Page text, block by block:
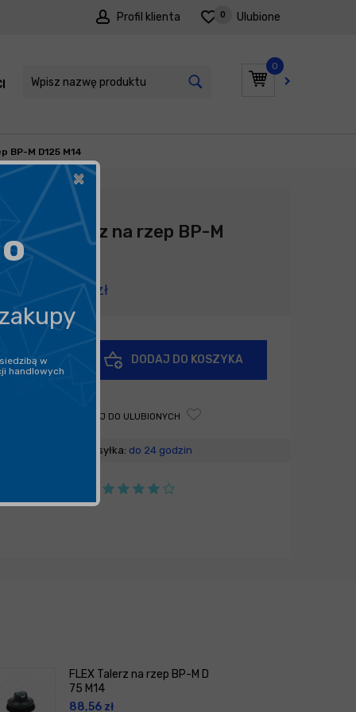
Profil klienta Ulubione
0
0
PROMOCJE
BP-M D125 M14
Producent: Flex
FLEX Talerz na rzep BP-M
D125 M14
106,90zł
-
DODAJ DO KOSZYKA
DODAJ DO ULUBIONYCH
Wysyłka: do 24 godzin
FLEX Talerz na rzep BP-M D
75 M14
88,56 zł
×
w
handlowych